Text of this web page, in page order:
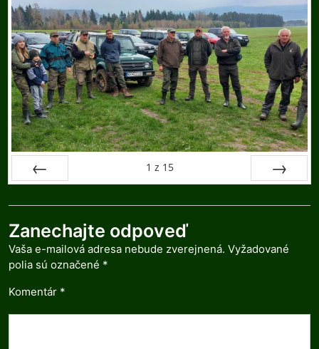
1 z 15
Zanechajte odpoveď
Vaša e-mailová adresa nebude zverejnená. Vyžadované
polia sú označené *
Komentár *